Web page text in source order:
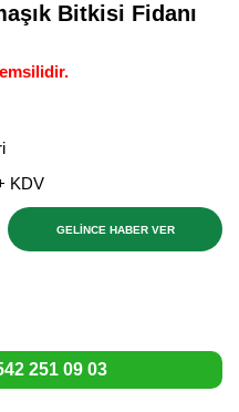
Bitkisi Fidanı
KDV
GELİNCE HABER VER
251 09 03